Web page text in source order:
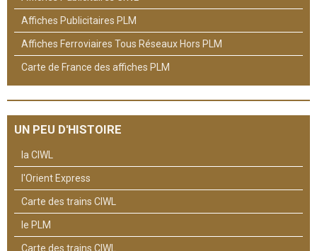
Affiches Publicitaires PLM
Affiches Ferroviaires Tous Réseaux Hors PLM
Carte de France des affiches PLM
UN PEU D'HISTOIRE
la CIWL
l'Orient Express
Carte des trains CIWL
le PLM
Carte des trains CIWL